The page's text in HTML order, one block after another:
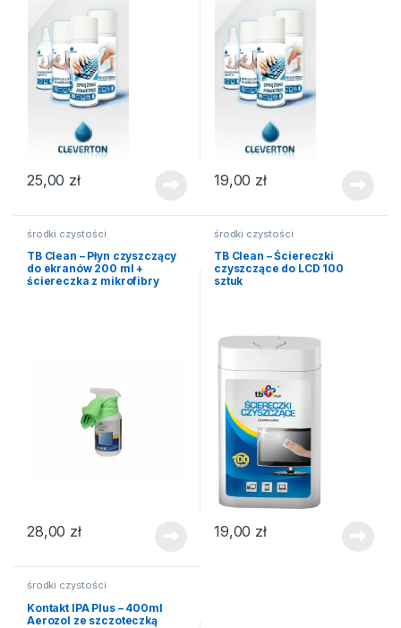
25,00 zł 19,00 zł
środki czystości
TB Clean – Płyn czyszczący
do ekranów 200 ml +
ściereczka z mikrofibry
28,00 zł
środki czystości
TB Clean – Ściereczki
czyszczące do LCD 100
sztuk
19,00 zł
środki czystości
Kontakt IPA Plus – 400ml
Aerozol ze szczoteczką